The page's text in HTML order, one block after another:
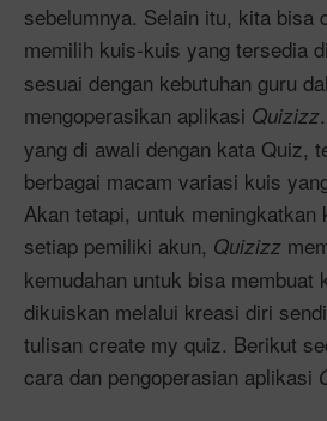
sebelumnya. Selain itu, kita bisa
memilih kuis-kuis yang tersedia
sesuai dengan kebutuhan guru
mengoperasikan aplikasi Quizizz
yang di awali dengan kata Quiz,
berbagai macam variasi kuis
Akan tetapi, untuk meningkatkan
setiap pemiliki akun, Quizizz
kemudahan untuk bisa membuat
dikuiskan melalui kreasi diri
tulisan create my quiz. Berikut
cara dan pengoperasian aplikasi